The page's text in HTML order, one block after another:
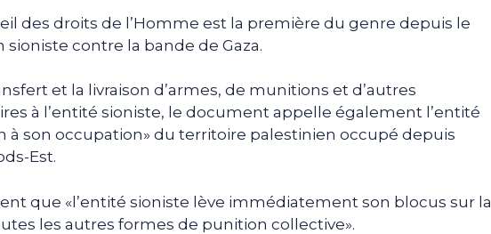
des droits de l’Homme est la première du genre depuis le
sioniste contre la bande de Gaza.
et la livraison d’armes, de munitions et d’autres
à l’entité sioniste, le document appelle également l’entité
à son occupation» du territoire palestinien occupé depuis
Est.
que «l’entité sioniste lève immédiatement son blocus sur la
les autres formes de punition collective».